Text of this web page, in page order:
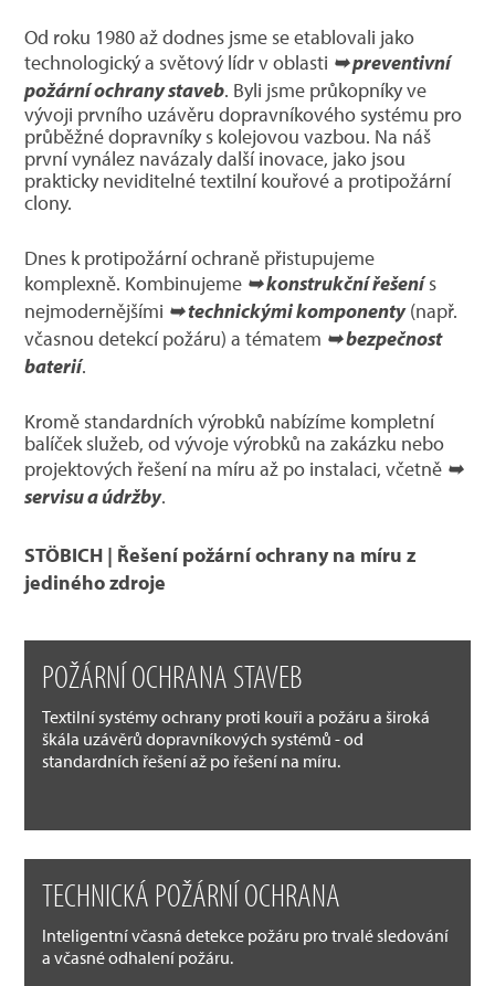
Od roku 1980 až dodnes jsme se etablovali jako
technologický a světový lídr v oblasti ➥ preventivní
požární ochrany staveb. Byli jsme průkopníky ve
vývoji prvního uzávěru dopravníkového systému pro
průběžné dopravníky s kolejovou vazbou. Na náš
první vynález navázaly další inovace, jako jsou
prakticky neviditelné textilní kouřové a protipožární
clony.
Dnes k protipožární ochraně přistupujeme
komplexně. Kombinujeme ➥ konstrukční řešenís
nejmodernějšími ➥ technickými komponenty(např.
včasnou detekcí požáru) a tématem ➥ bezpečnost
baterií.
Kromě standardních výrobků nabízíme kompletní
balíček služeb, od vývoje výrobků na zakázku nebo
projektových řešení na míru až po instalaci, včetně ➥
servisu a údržby.
STÖBICH | Řešení požární ochrany na míru z
jediného zdroje
POŽÁRNÍ OCHRANA STAVEB
Textilní systémy ochrany proti kouři a požáru a široká
škála uzávěrů dopravníkových systémů - od
standardních řešení až po řešení na míru.
TECHNICKÁ POŽÁRNÍ OCHRANA
Inteligentní včasná detekce požáru pro trvalé sledování
a včasné odhalení požáru.